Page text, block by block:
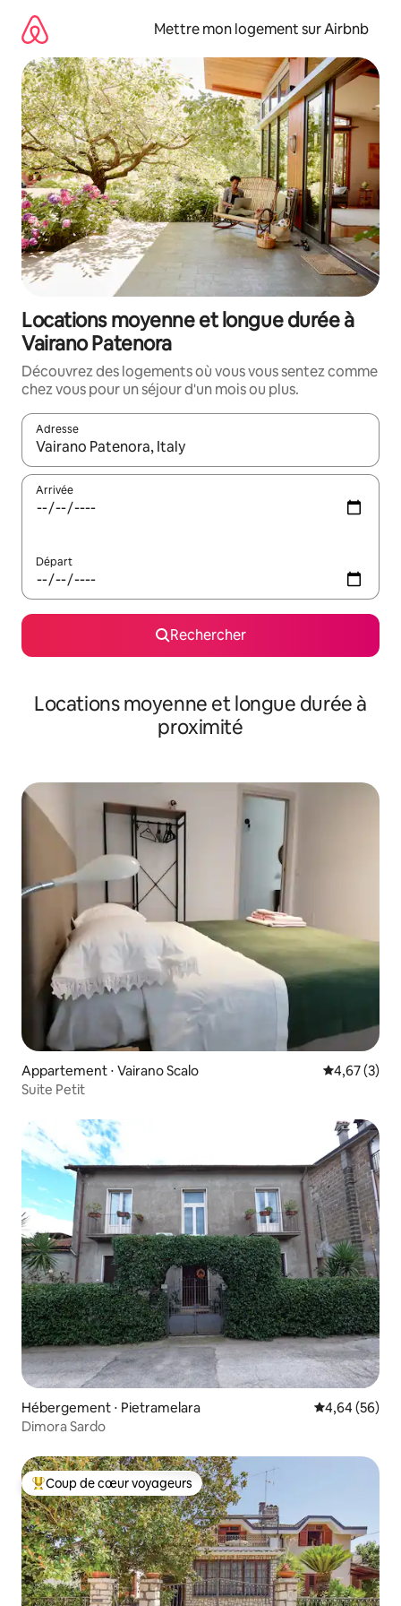
directement
contenu
Mettre mon logement sur Airbnb
Locations moyenne et longue durée à
Vairano Patenora
Découvrez des logements où vous vous sentez comme
chez vous pour un séjour d'un mois ou plus.
Adresse
Lorsque les résultats s'affichent, utilisez les flèches vers le
Arrivée
Départ
Rechercher
Locations moyenne et longue durée à
proximité
Appartement ⋅ Vairano Scalo Évaluation
4,67 (3)
Suite Petit
Hébergement ⋅ Pietramelara Évaluation
4,64 (56)
Dimora Sardo
Coups de cœur voyageurs les plus appréciés
Coup de cœur voyageurs